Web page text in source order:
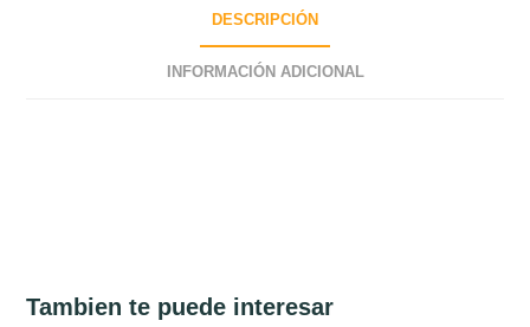
DESCRIPCIÓN
INFORMACIÓN ADICIONAL
Tambien te puede interesar